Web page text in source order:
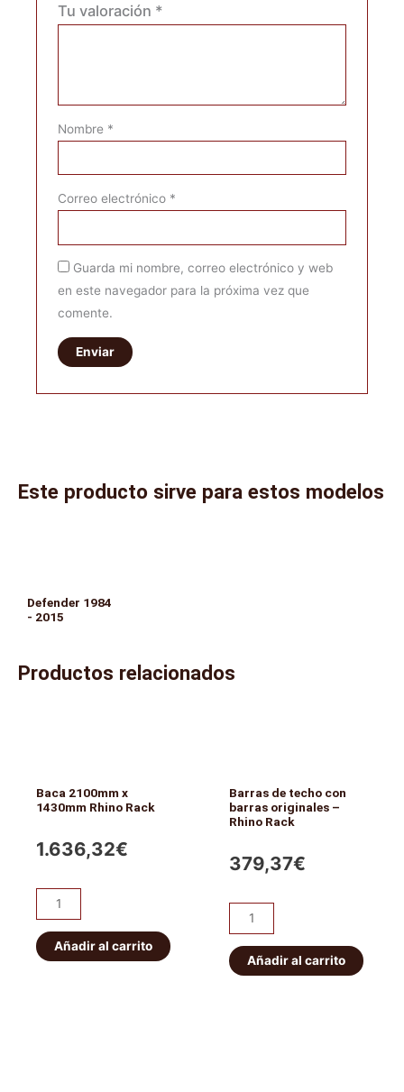
Tu valoración *
Nombre *
Correo electrónico *
Guarda mi nombre, correo electrónico y web
en este navegador para la próxima vez que
comente.
Este producto sirve para estos modelos
Defender 1984
- 2015
Productos relacionados
Baca 2100mm x
1430mm Rhino Rack
1.636,32€
Baca
2100mm
x
1430mm
Añadir al carrito
Barras de techo con
barras originales –
Rhino Rack
379,37€
Barras
de
techo
con
Añadir al carrito